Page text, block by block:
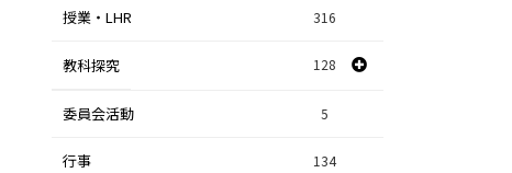
授業・LHR 316
教科探究 128
スポーツ探究 1
課題研究 84
委員会活動 5
行事 134